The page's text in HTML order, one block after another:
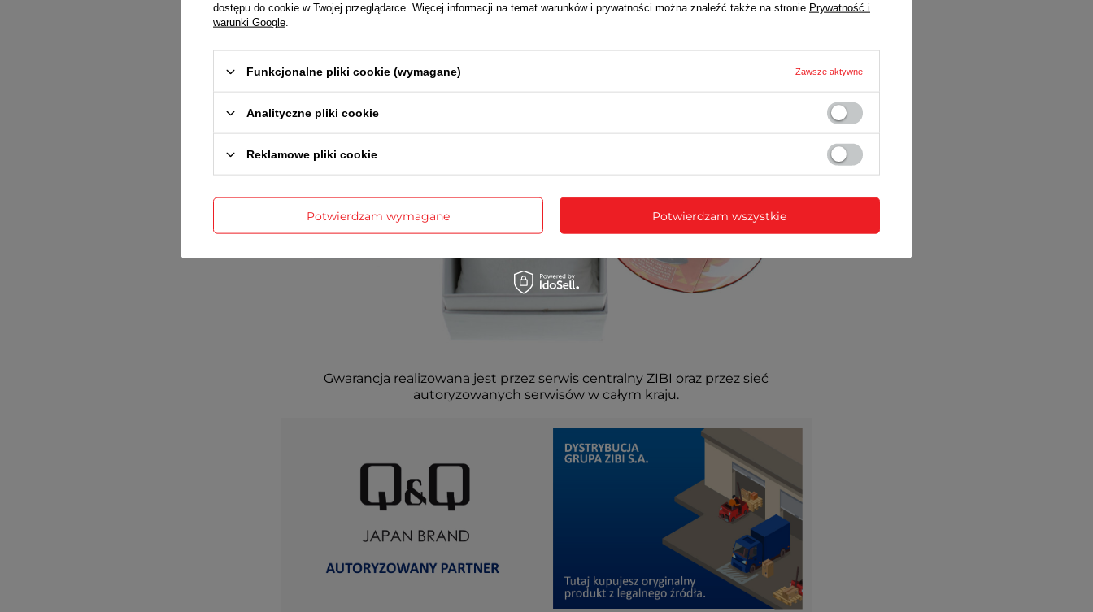
Gwarancja realizowana jest przez serwis centralny ZIBI oraz przez sieć
autoryzowanych serwisów w całym kraju.
dostępu do cookie w Twojej przeglądarce. Więcej informacji na temat warunków i prywatności można znaleźć także na stronie Prywatność i
warunki Google
Funkcjonalne pliki cookie (wymagane) Zawsze aktywne
Analityczne pliki cookie
Reklamowe pliki cookie
Potwierdzam wymagane Potwierdzam wszystkie